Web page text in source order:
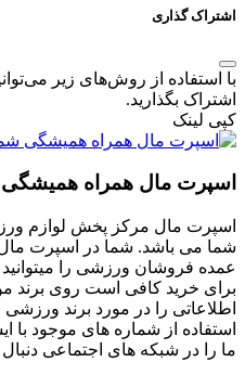
اشتراک گذاری
با استفاده از روش‌های زیر
اشتراک بگذارید.
کپی لینک
اسپرت مال همراه
اسپرت مال مرکز پخش لوازم
شما می باشد. شما در اسپرت
عمده فروشان ورزشی را
برای خرید کافی است روی برند
اطلاعاتی را در مورد برند
استفاده از شماره های موجود با
ما را در شبکه های اجتماعی دنبال